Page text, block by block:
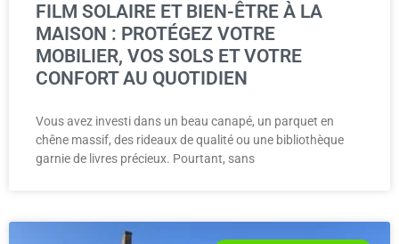
FILM SOLAIRE ET BIEN-ÊTRE À LA
MAISON : PROTÉGEZ VOTRE
MOBILIER, VOS SOLS ET VOTRE
CONFORT AU QUOTIDIEN
Vous avez investi dans un beau canapé, un parquet en
chêne massif, des rideaux de qualité ou une bibliothèque
garnie de livres précieux. Pourtant, sans